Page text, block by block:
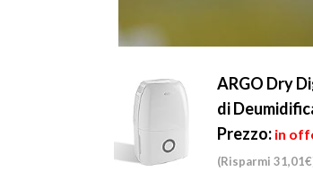
ARGO Dry
di
Prezzo: in
(Risparmi